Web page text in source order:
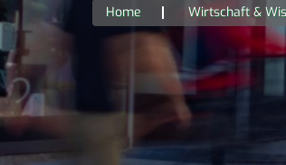
Home Wirtschaft &